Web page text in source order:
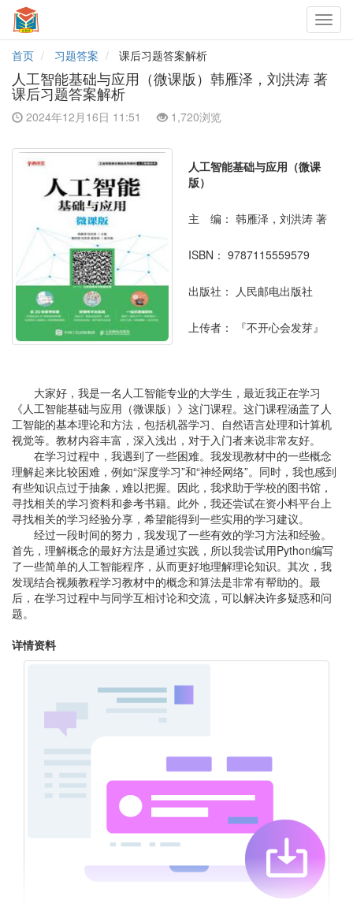
首页
习题答案 课后习题答案解析
人工智能基础与应用（微课版）韩雁泽，刘洪涛 著
课后习题答案解析
2024年12月16日 11:51 1,720浏览
人工智能基础与应用（微课
版）
主 编： 韩雁泽，刘洪涛 著
ISBN： 9787115559579
出版社： 人民邮电出版社
上传者： 『不开心会发芽』
大家好，我是一名人工智能专业的大学生，最近我正在学习
《人工智能基础与应用（微课版）》这门课程。这门课程涵盖了人
工智能的基本理论和方法，包括机器学习、自然语言处理和计算机
视觉等。教材内容丰富，深入浅出，对于入门者来说非常友好。
在学习过程中，我遇到了一些困难。我发现教材中的一些概念
理解起来比较困难，例如“深度学习”和“神经网络”。同时，我也感到
有些知识点过于抽象，难以把握。因此，我求助于学校的图书馆，
寻找相关的学习资料和参考书籍。此外，我还尝试在资小料平台上
寻找相关的学习经验分享，希望能得到一些实用的学习建议。
经过一段时间的努力，我发现了一些有效的学习方法和经验。
首先，理解概念的最好方法是通过实践，所以我尝试用Python编写
了一些简单的人工智能程序，从而更好地理解理论知识。其次，我
发现结合视频教程学习教材中的概念和算法是非常有帮助的。最
后，在学习过程中与同学互相讨论和交流，可以解决许多疑惑和问
题。
详情资料